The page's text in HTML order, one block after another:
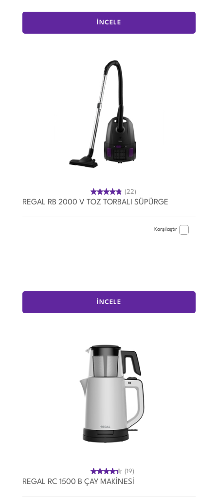
İNCELE
(22)
REGAL RB 2000 V TOZ TORBALI SÜPÜRGE
Karşılaştır
İNCELE
(19)
REGAL RC 1500 B ÇAY MAKİNESİ